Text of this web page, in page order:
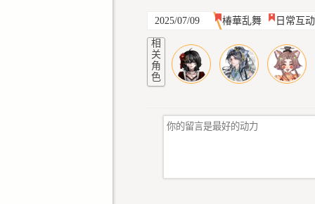
2025/07/09 椿華乱舞 日常互动
相
关
角
色